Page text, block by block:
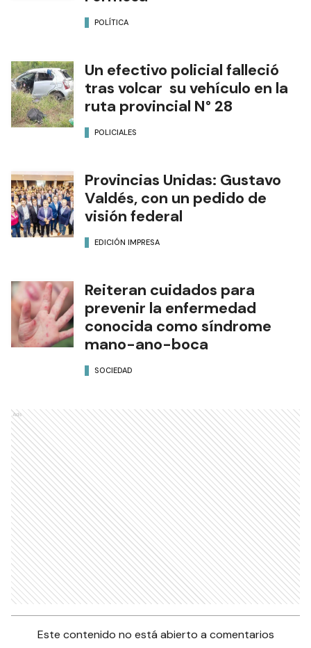
POLÍTICA
Un efectivo policial falleció
tras volcar su vehículo en la
ruta provincial N° 28
POLICIALES
Provincias Unidas: Gustavo
Valdés, con un pedido de
visión federal
EDICIÓN IMPRESA
Reiteran cuidados para
prevenir la enfermedad
conocida como síndrome
mano-ano-boca
SOCIEDAD
Ads
Este contenido no está abierto a comentarios